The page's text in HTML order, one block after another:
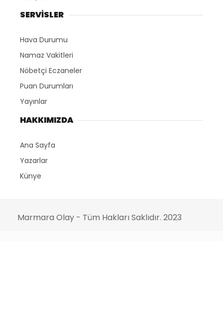
SERVİSLER
Hava Durumu
Namaz Vakitleri
Nöbetçi Eczaneler
Puan Durumları
Yayınlar
HAKKIMIZDA
Ana Sayfa
Yazarlar
Künye
Marmara Olay - Tüm Hakları Saklıdır. 2023